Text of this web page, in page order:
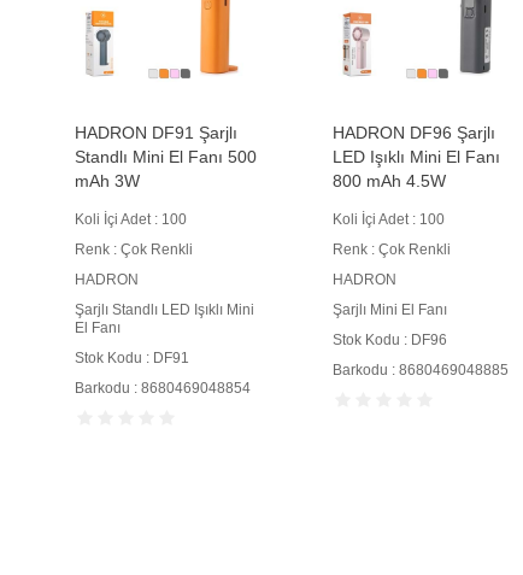
HADRON DF91 Şarjlı
Standlı Mini El Fanı 500
mAh 3W
Koli İçi Adet : 100
Renk : Çok Renkli
HADRON
Şarjlı Standlı LED Işıklı Mini
El Fanı
Stok Kodu : DF91
Barkodu : 8680469048854
HADRON DF96 Şarjlı
LED Işıklı Mini El Fanı
800 mAh 4.5W
Koli İçi Adet : 100
Renk : Çok Renkli
HADRON
Şarjlı Mini El Fanı
Stok Kodu : DF96
Barkodu : 8680469048885